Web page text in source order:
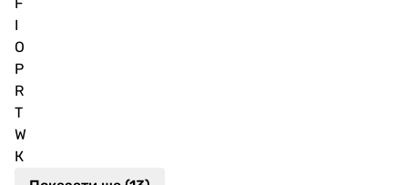
I
O
P
R
T
W
К